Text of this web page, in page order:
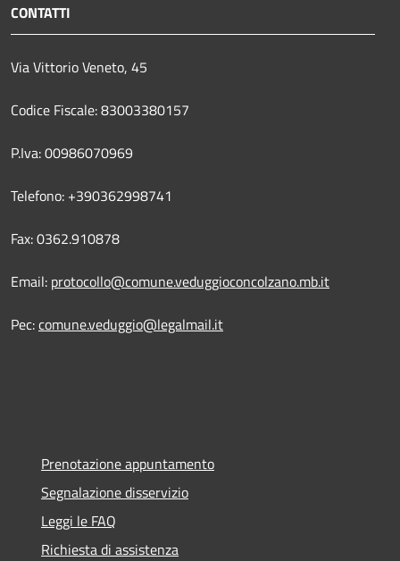
CONTATTI
Via Vittorio Veneto, 45
Codice Fiscale: 83003380157
P.Iva: 00986070969
Telefono: +390362998741
Fax: 0362.910878
Email: protocollo@comune.veduggioconcolzano.mb.it
Pec:comune.veduggio@legalmail.it
Prenotazione appuntamento
Segnalazione disservizio
Leggi le FAQ
Richiesta di assistenza